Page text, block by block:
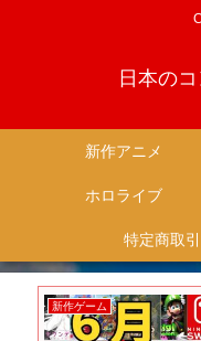
日本の
新作アニメ
ホロライブ
新作ゲーム